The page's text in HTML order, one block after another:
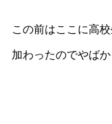
この前はここに高
加わったのでやば